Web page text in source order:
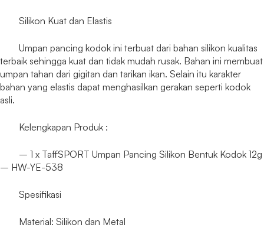
Silikon Kuat dan Elastis
Umpan pancing kodok ini terbuat dari bahan silikon kualitas
terbaik sehingga kuat dan tidak mudah rusak. Bahan ini membuat
umpan tahan dari gigitan dan tarikan ikan. Selain itu karakter
bahan yang elastis dapat menghasilkan gerakan seperti kodok
asli.
Kelengkapan Produk :
– 1 x TaffSPORT Umpan Pancing Silikon Bentuk Kodok 12g
– HW-YE-538
Spesifikasi
Material: Silikon dan Metal